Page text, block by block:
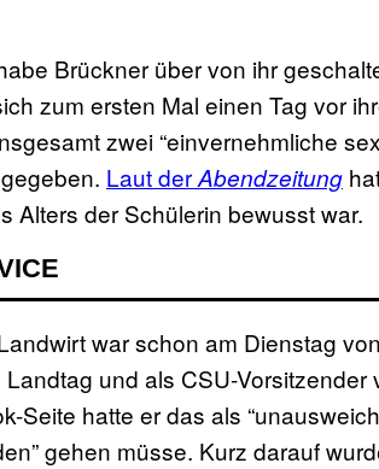
Brückner über von ihr
zum ersten Mal einen Tag vor
zwei “einvernehmliche
Laut derAbendzeitung
Alters der Schülerin bewusst war.
war schon am Dienstag
und als CSU-
Seite hatte er das als
gehen müsse. Kurz darauf